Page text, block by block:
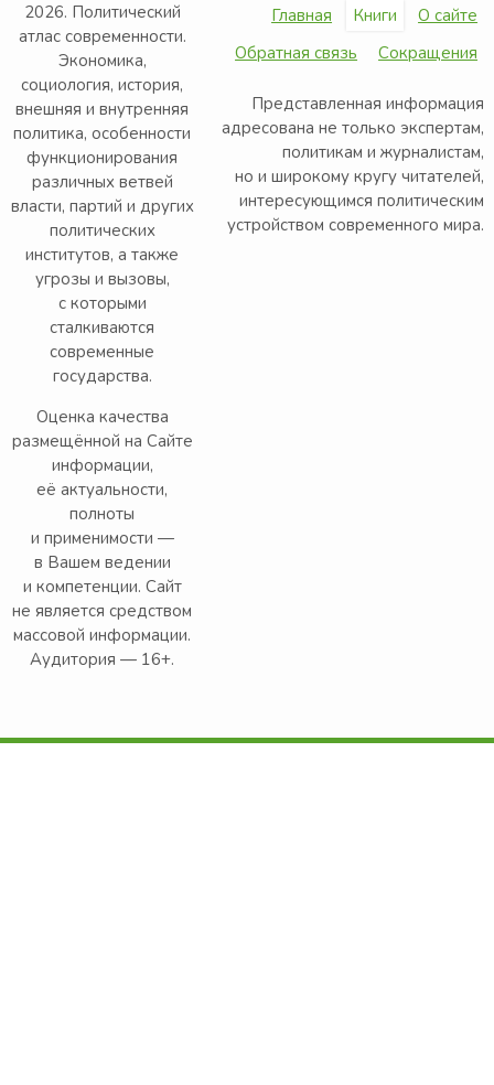
2026. Политический
атлас современности.
Экономика,
социология, история,
внешняя и внутренняя
политика, особенности
функционирования
различных ветвей
власти, партий и других
политических
институтов, а также
угрозы и вызовы,
с которыми
сталкиваются
современные
государства.
Оценка качества
размещённой на Сайте
информации,
её актуальности,
полноты
и применимости —
в Вашем ведении
и компетенции. Сайт
не является средством
массовой информации.
Аудитория — 16+.
Главная Книги
О сайте
Обратная связь
Сокращения
Представленная информация
адресована не только экспертам,
политикам и журналистам,
но и широкому кругу читателей,
интересующимся политическим
устройством современного мира.